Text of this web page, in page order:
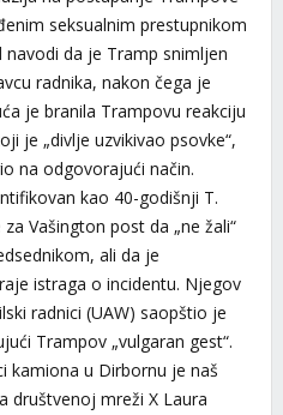
seksualnim prestupnikom
da je Tramp snimljen
radnika, nakon čega je
je branila Trampovu reakciju
je „divlje uzvikivao psovke“,
na odgovorajući način.
kao 40-godišnji T.
Vašington post da „ne žali“
ali da je
istraga o incidentu. Njegov
radnici (UAW) saopštio je
Trampov „vulgaran gest“.
kamiona u Dirbornu je naš
društvenoj mreži X Laura